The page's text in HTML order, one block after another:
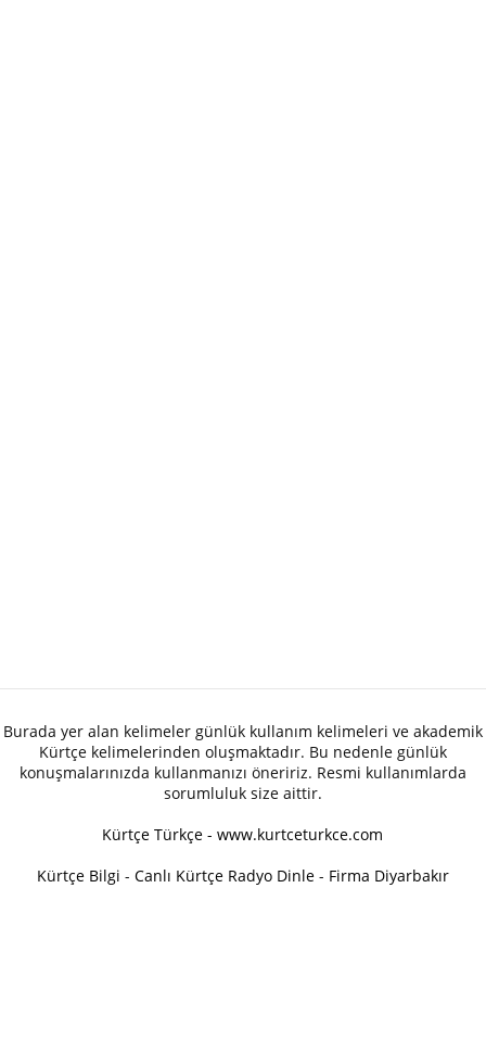
Burada yer alan kelimeler günlük kullanım kelimeleri ve akademik
Kürtçe kelimelerinden oluşmaktadır. Bu nedenle günlük
konuşmalarınızda kullanmanızı öneririz. Resmi kullanımlarda
sorumluluk size aittir.
Kürtçe Türkçe - www.kurtceturkce.com
Kürtçe Bilgi - Canlı Kürtçe Radyo Dinle - Firma Diyarbakır